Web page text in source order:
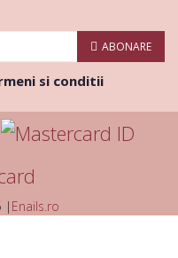
ABONARE
si conditii
| Enails.ro